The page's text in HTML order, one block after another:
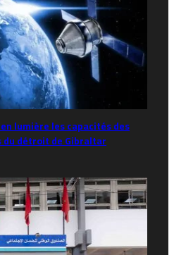
lumière les capacités des
détroit de Gibraltar